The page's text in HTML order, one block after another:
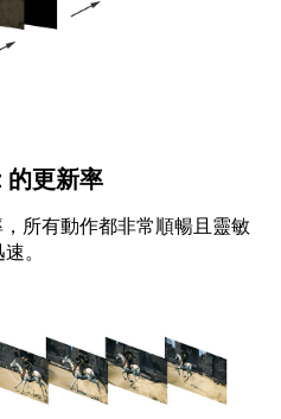
的更新率
所有動作都非常順暢且靈敏
。